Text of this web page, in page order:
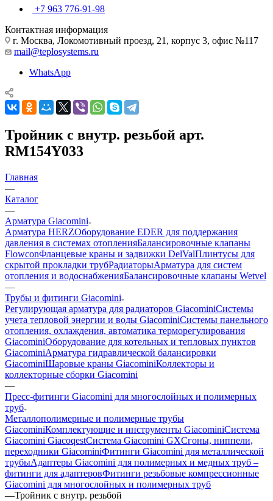
+7 963 776-91-98
Контактная информация
г. Москва, Локомотивный проезд, 21, корпус 3, офис №117
mail@teplosystems.ru
WhatsApp
Тройник с внутр. резьбой арт.
RM154Y033
Главная
—
Каталог
—
Арматура Giacomini
Арматура HERZОборудование EDER для поддержания
давления в системах отопленияБалансировочные клапаны
FlowconФланцевые краны и задвижки DelValПлинтусы для
скрытой прокладки трубРадиаторыАрматура для систем
отопления и водоснабженияБалансировочные клапаны Wetvel
—
Трубы и фитинги Giacomini
Регулирующая арматура для радиаторов GiacominiСистемы
учета тепловой энергии и воды GiacominiСистемы панельного
отопления, охлаждения, автоматика терморегулирования
GiacominiОборудование для котельных и тепловых пунктов
GiacominiАрматура гидравлической балансировки
GiacominiШаровые краны GiacominiКоллекторы и
коллекторные сборки Giacomini
—
Пресс-фитинги Giacomini для многослойных и полимерных
труб
Mеталлополимерные и полимерные трубы
GiacominiКомплектующие и инструменты GiacominiCистема
Giacomini GiacoqestСистема Giacomini GXCгоны, ниппели,
переходники GiacominiФитинги Giacomini для металлической
трубыAдаптеры Giacomini для полимерных и медных труб –
фитинги для адаптеровФитинги резьбовые компрессионные
Giacomini для многослойных и полимерных труб
—Тройник с внутр. резьбой